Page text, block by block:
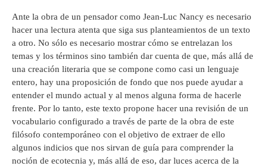
Ante la obra de un pensador como Jean-Luc Nancy es necesario
hacer una lectura atenta que siga sus planteamientos de un texto
a otro. No sólo es necesario mostrar cómo se entrelazan los
temas y los términos sino también dar cuenta de que, más allá de
una creación literaria que se compone como casi un lenguaje
entero, hay una proposición de fondo que nos puede ayudar a
entender el mundo actual y al menos alguna forma de hacerle
frente. Por lo tanto, este texto propone hacer una revisión de un
vocabulario configurado a través de parte de la obra de este
filósofo contemporáneo con el objetivo de extraer de ello
algunos indicios que nos sirvan de guía para comprender la
noción de ecotecnia y, más allá de eso, dar luces acerca de la